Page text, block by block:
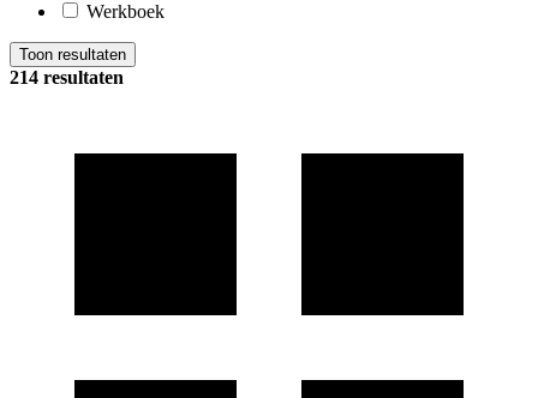
Werkboek
Toon resultaten
214 resultaten